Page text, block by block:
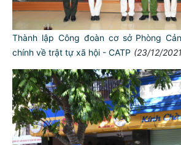
Thành lập Công đoàn cơ sở Phòng
chính về trật tự xã hội - CATP (23/12/